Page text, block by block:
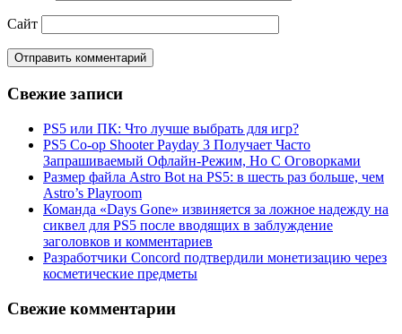
Сайт
Свежие записи
PS5 или ПК: Что лучше выбрать для игр?
PS5 Co-op Shooter Payday 3 Получает Часто
Запрашиваемый Офлайн-Режим, Но С Оговорками
Размер файла Astro Bot на PS5: в шесть раз больше, чем
Astro’s Playroom
Команда «Days Gone» извиняется за ложное надежду на
сиквел для PS5 после вводящих в заблуждение
заголовков и комментариев
Разработчики Concord подтвердили монетизацию через
косметические предметы
Свежие комментарии